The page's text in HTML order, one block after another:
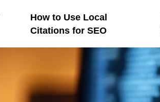
How to Use Local
Citations for SEO